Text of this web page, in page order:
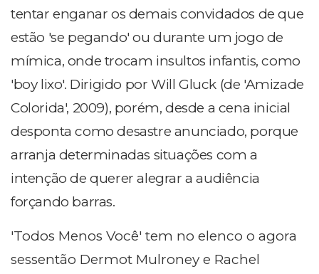
tentar enganar os demais convidados de que
estão 'se pegando' ou durante um jogo de
mímica, onde trocam insultos infantis, como
'boy lixo'. Dirigido por Will Gluck (de 'Amizade
Colorida', 2009), porém, desde a cena inicial
desponta como desastre anunciado, porque
arranja determinadas situações com a
intenção de querer alegrar a audiência
forçando barras.
'Todos Menos Você' tem no elenco o agora
sessentão Dermot Mulroney e Rachel